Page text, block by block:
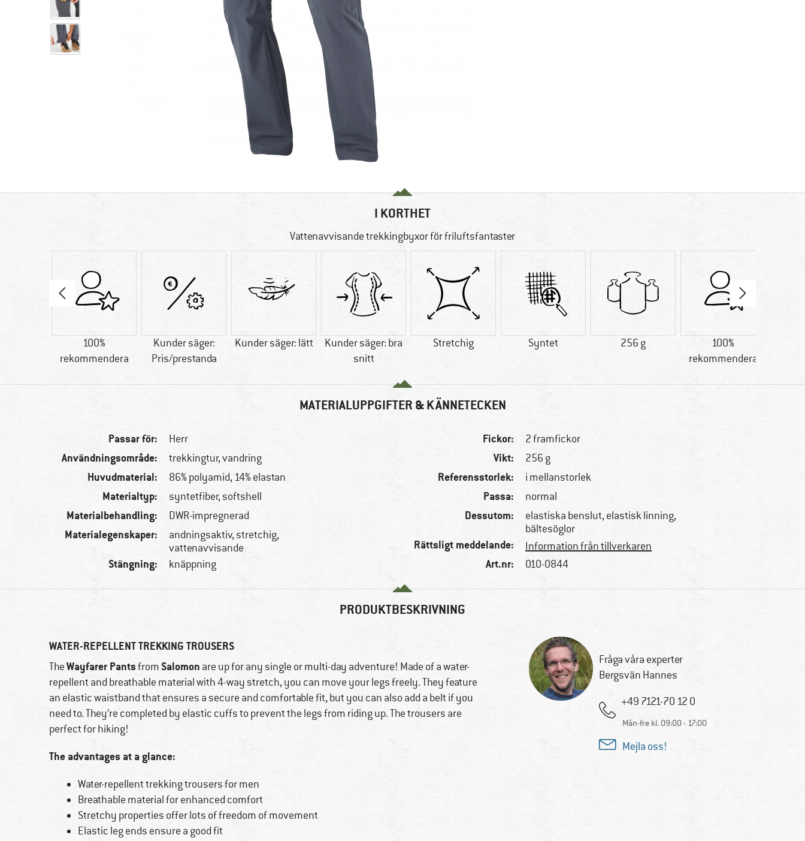
I KORTHET
Vattenavvisande trekkingbyxor för friluftsfantaster
100%
rekommendera
Kunder säger:
Pris/prestanda
Kunder säger: lätt
Kunder säger: bra
snitt
Stretchig Syntet 256 g
100%
rekommendera
MATERIALUPPGIFTER & KÄNNETECKEN
Passar för: Herr
Användningsområde: trekkingtur, vandring
Huvudmaterial: 86% polyamid, 14% elastan
Materialtyp: syntetfiber, softshell
Materialbehandling: DWR-impregnerad
Materialegenskaper:
andningsaktiv, stretchig,
vattenavvisande
Stängning: knäppning
Fickor: 2 framfickor
Vikt: 256 g
Referensstorlek: i mellanstorlek
Passa: normal
Dessutom:
elastiska benslut, elastisk linning,
bältesöglor
Rättsligt meddelande: Information från tillverkaren
Art.nr: 010-0844
PRODUKTBESKRIVNING
WATER-REPELLENT TREKKING TROUSERS
TheWayfarer PantsfromSalomon are up for any single or multi-day adventure! Made of a water-
repellent and breathable material with 4-way stretch, you can move your legs freely. They feature
an elastic waistband that ensures a secure and comfortable fit, but you can also add a belt if you
need to. They’re completed by elastic cuffs to prevent the legs from riding up. The trousers are
perfect for hiking!
The advantages at a glance:
Water-repellent trekking trousers for men
Breathable material for enhanced comfort
Stretchy properties offer lots of freedom of movement
Elastic leg ends ensure a good fit
Fråga våra experter
Bergsvän Hannes
+49 7121-70 12 0
Mån-fre kl. 09:00 - 17:00
Mejla oss!